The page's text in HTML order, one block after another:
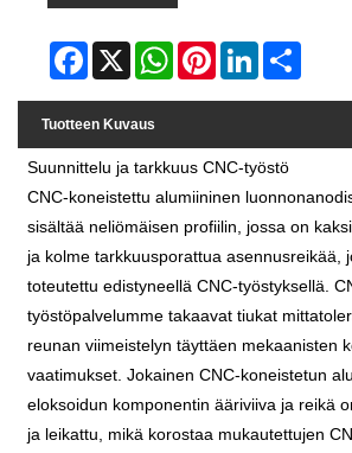
Facebook
X WhatsAppPinterestLinkedIn
Tuotteen Kuvaus
Suunnittelu ja tarkkuus CNC-työstö
CNC-koneistettu alumiininen
sisältää neliömäisen profiilin, jossa on
ja kolme tarkkuusporattua asennusreikää,
toteutettu edistyneellä CNC-työstyksellä.
työstöpalvelumme takaavat tiukat
reunan viimeistelyn täyttäen mekaanisten
vaatimukset. Jokainen CNC-koneistetun
eloksoidun komponentin ääriviiva ja reikä
ja leikattu, mikä korostaa mukautettujen